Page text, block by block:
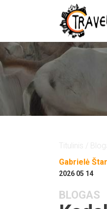
Titulinis /
Gabrielė
2026 05 14
BLOGAS